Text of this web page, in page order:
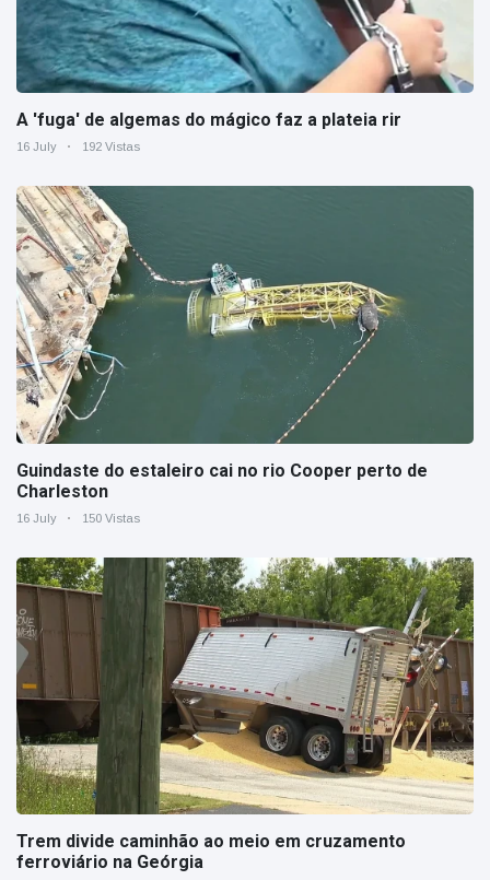
A 'fuga' de algemas do mágico faz a plateia rir
16 July 192 Vistas
Guindaste do estaleiro cai no rio Cooper perto de
Charleston
16 July 150 Vistas
Trem divide caminhão ao meio em cruzamento
ferroviário na Geórgia